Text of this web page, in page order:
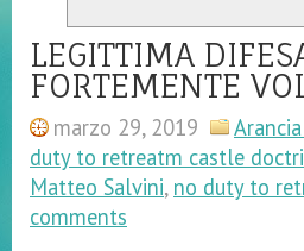
LEGITTIMA
FORTEMENTE
marzo 29, 2019
duty to retreatm castle
Matteo Salvini, no duty to
comments